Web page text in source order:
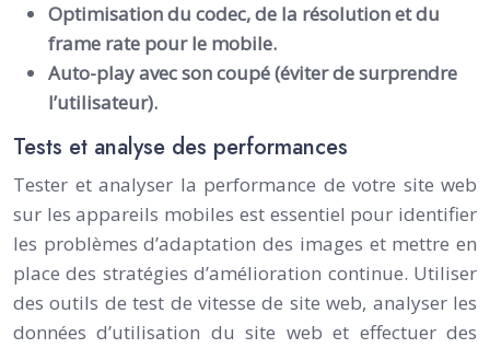
Optimisation du codec, de la résolution et du
frame rate pour le mobile.
Auto-play avec son coupé (éviter de surprendre
l’utilisateur).
Tests et analyse des performances
Tester et analyser la performance de votre site web
sur les appareils mobiles est essentiel pour identifier
les problèmes d’adaptation des images et mettre en
place des stratégies d’amélioration continue. Utiliser
des outils de test de vitesse de site web, analyser les
données d’utilisation du site web et effectuer des